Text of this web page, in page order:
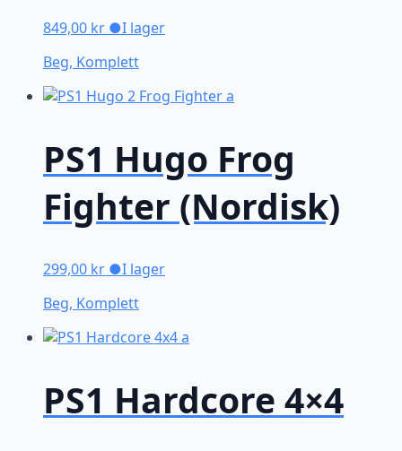
849,00 kr ●I lager
Beg, Komplett
PS1 Hugo Frog
Fighter (Nordisk)
299,00 kr ●I lager
Beg, Komplett
PS1 Hardcore 4×4